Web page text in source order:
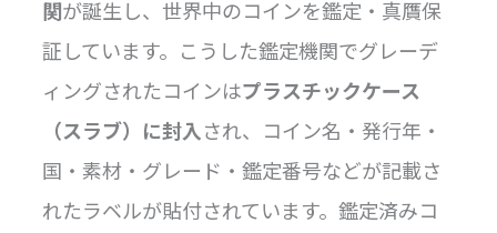
関が誕生し、世界中のコインを鑑定・真贋保
証しています。こうした鑑定機関でグレーデ
ィングされたコインはプラスチックケース
（スラブ）に封入され、コイン名・発行年・
国・素材・グレード・鑑定番号などが記載さ
れたラベルが貼付されています。鑑定済みコ